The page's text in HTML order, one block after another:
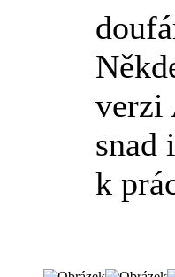
verzi
snad
k